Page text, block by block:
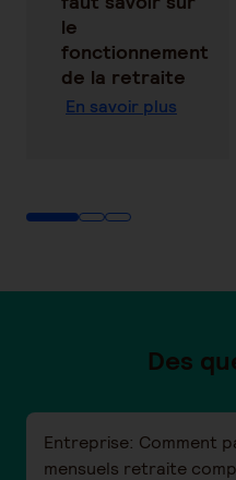
le
fonctionnement
de la retraite
En savoir plus
Des
Entreprise: Comment
mensuels retraite